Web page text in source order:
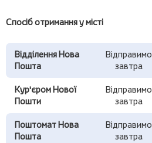
Спосіб отримання у місті
Відділення Нова
Пошта
Відправимо
завтра
Кур'єром Нової
Пошти
Відправимо
завтра
Поштомат Нова
Пошта
Відправимо
завтра